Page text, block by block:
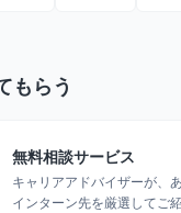
もらう
無料相談サービス
キャリアアドバイザーが、
インターン先を厳選してご